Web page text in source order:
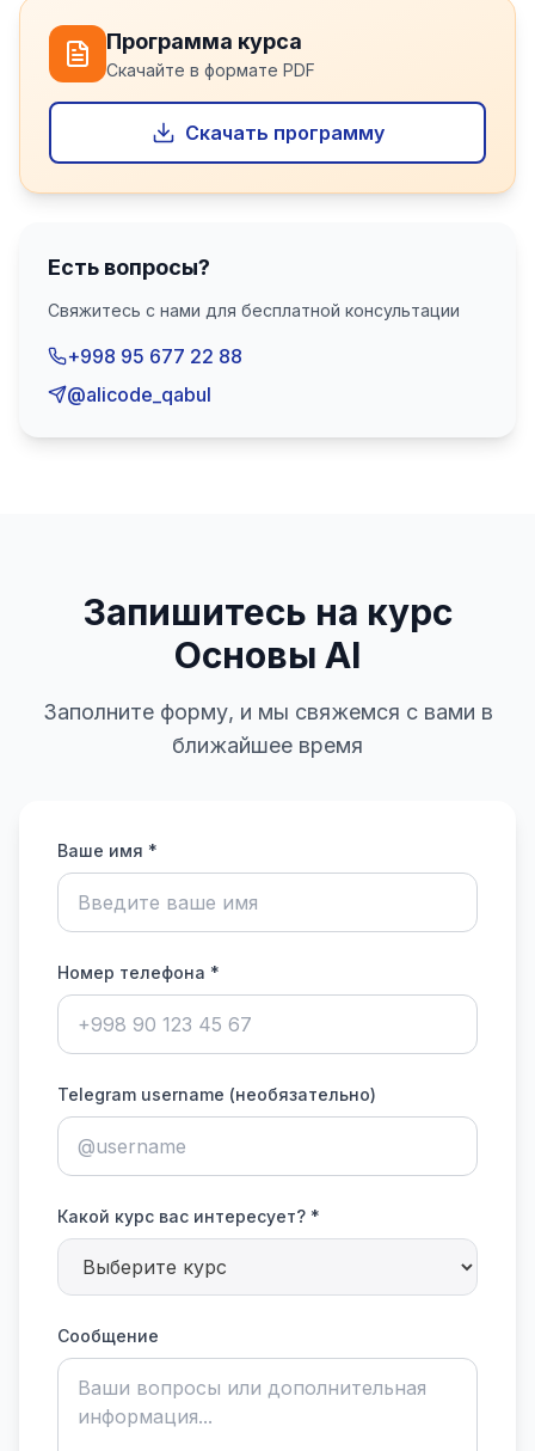
Программа курса
Скачайте в формате PDF
Скачать программу
Есть вопросы?
Свяжитесь с нами для бесплатной консультации
+998 95 677 22 88
@alicode_qabul
Запишитесь на курс
Основы AI
Заполните форму, и мы свяжемся с вами в
ближайшее время
Ваше имя *
Номер телефона *
Telegram username (необязательно)
Какой курс вас интересует? *
Сообщение